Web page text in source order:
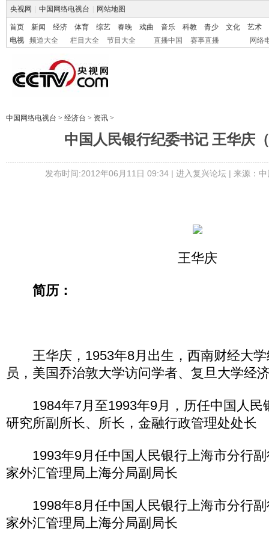
央视网 中国网络电视台 网站地图
首页 新闻 经济 体育 综艺 春晚 戏曲 音乐 科教 青少 文化
艺术
电视
频道大全 栏目大全 节目大全 直播中国 赛事直播 网络
中国网络电视台 > 经济台 > 资讯 >
中国人民银行纪委书记 王华庆
发布时间:2012年06月11日 09:34 | 进入复兴论坛| 来源：
王华庆
简历：
王华庆，1953年8月出生，西南财经大学
员，美国乔治敦大学访问学者、复旦大学经
1984年7月至1993年9月，历任中国人民
研究所副所长、所长，金融行政管理处处长
1993年9月任中国人民银行上海市分行副
家外汇管理局上海分局副局长
1998年8月任中国人民银行上海市分行副
家外汇管理局上海分局副局长